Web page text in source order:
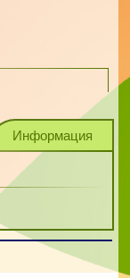
Информация